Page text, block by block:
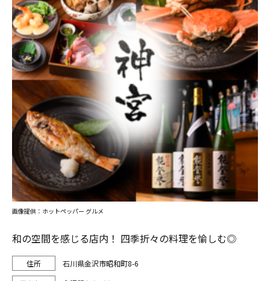
和の空間を感じる店内！ 四季折々の料理を愉しむ◎
石川県金沢市昭和町8-6
画像提供：ホットペッパー グルメ